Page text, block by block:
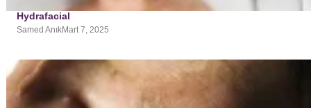
Hydrafacial
Samed AnıkMart 7, 2025